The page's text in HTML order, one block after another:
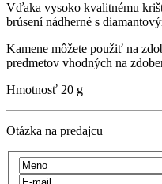
Vďaka vysoko kvalitnému
brúsení nádherné s
Kamene môžete použiť na
predmetov vhodných na
Hmotnosť 20 g
Otázka na predajcu